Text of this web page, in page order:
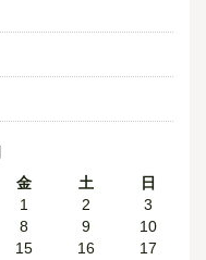
金 土
日
1
2
3
8 9
10
15 16
17